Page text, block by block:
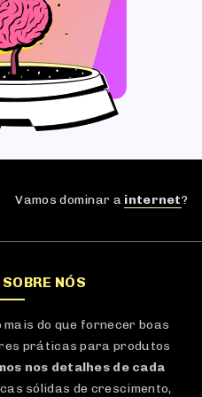
Vamos dominar a internet?
NÓS
mais do que fornecer boas
práticas para produtos
nos detalhes de cada
sólidas de crescimento,